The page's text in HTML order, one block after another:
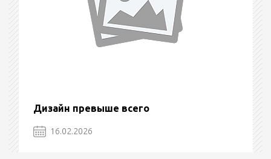
Дизайн превыше всего
16.02.2026